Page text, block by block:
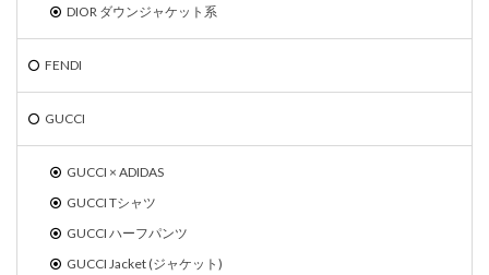
DIOR ダウンジャケット系
FENDI
GUCCI
GUCCI × ADIDAS
GUCCI Tシャツ
GUCCI ハーフパンツ
GUCCI Jacket (ジャケット)